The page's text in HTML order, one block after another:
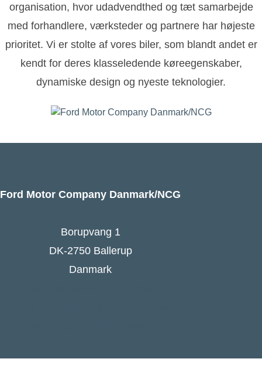
organisation, hvor udadvendthed og tæt samarbejde
med forhandlere, værksteder og partnere har højeste
prioritet. Vi er stolte af vores biler, som blandt andet er
kendt for deres klasseledende køreegenskaber,
dynamiske design og nyeste teknologier.
Ford Motor Company Danmark/NCG
Borupvang 1
DK-2750 Ballerup
Danmark